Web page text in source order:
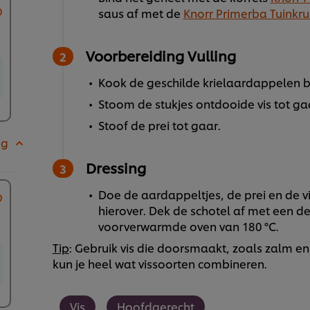
saus af met de Knorr Primerba
Voorbereiding Vulling
Kook de geschilde krielaardappelen
Stoom de stukjes ontdooide vis tot
Stoof de prei tot gaar.
Dressing
Doe de aardappeltjes, de prei en de
hierover. Dek de schotel af met een
voorverwarmde oven van 180 °C.
Tip: Gebruik vis die doorsmaakt, zoals zalm
kun je heel wat vissoorten combineren.
Vis Hoofdgerecht